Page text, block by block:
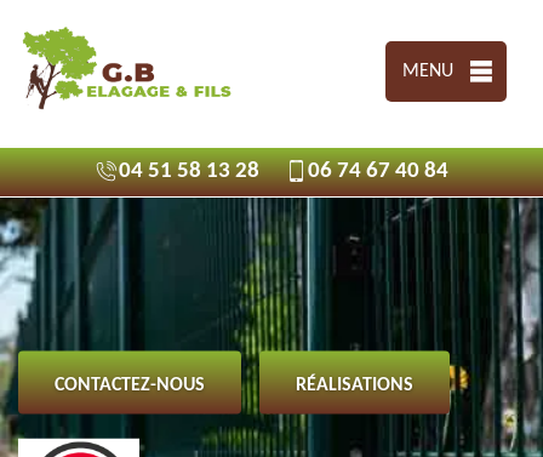
MENU
04 51 58 13 28 06 74 67 40 84
CONTACTEZ-NOUS RÉALISATIONS